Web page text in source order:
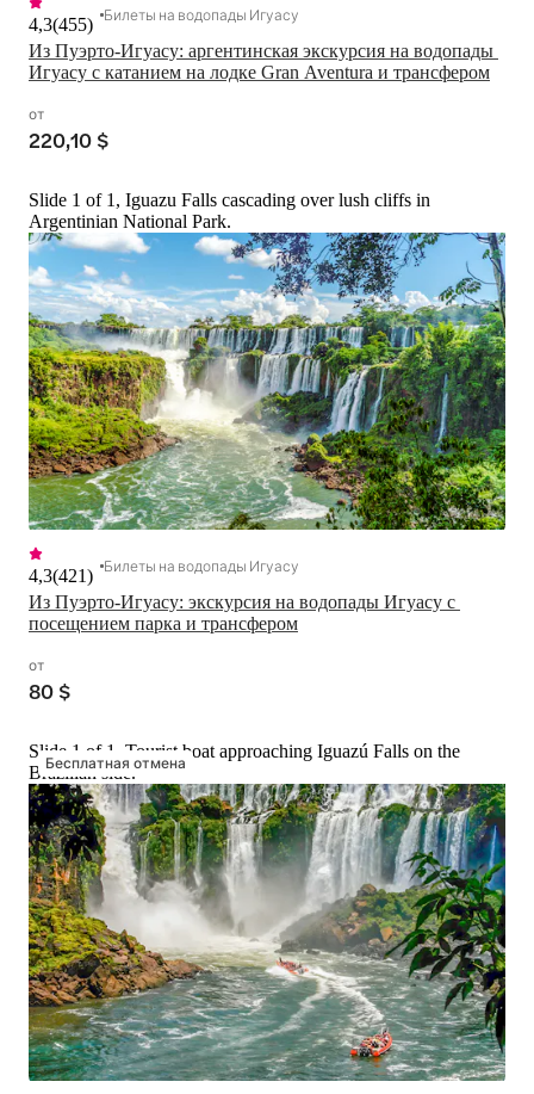
Из Пуэрто-Игуасу: аргентинская экскурсия на водопады
Игуасу с катанием на лодке Gran Aventura и трансфером
4,3(455) Билеты на водопады Игуасу
от
220,10 $
Slide 1 of 1, Iguazu Falls cascading over lush cliffs in
Argentinian National Park.
Из Пуэрто-Игуасу: экскурсия на водопады Игуасу с
посещением парка и трансфером
4,3(421) Билеты на водопады Игуасу
от
80 $
Бесплатная отмена
Slide 1 of 1, Tourist boat approaching Iguazú Falls on the
Brazilian side.